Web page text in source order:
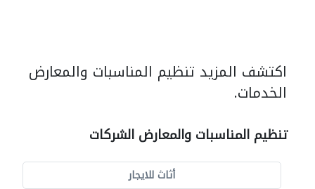
اكتشف المزيد تنظيم المناسبات والمعارض
الخدمات.
تنظيم المناسبات والمعارض الشركات
أثاث للايجار